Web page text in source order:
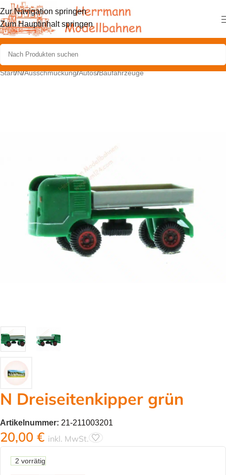
Zur Navigation springen
Zum Hauptinhalt springen
Start/N/Ausschmückung/Autos/Baufahrzeuge
N Dreiseitenkipper grün
Artikelnummer: 21-211003201
20,00 € inkl. MwSt.
2 vorrätig